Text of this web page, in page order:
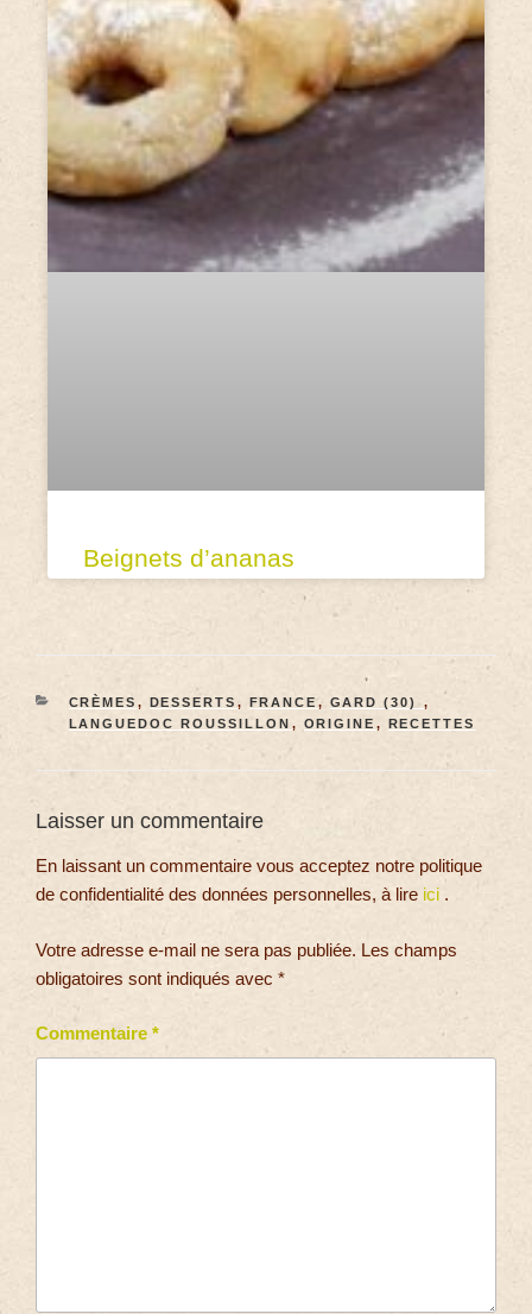
Beignets d’ananas
CRÈMES , DESSERTS , FRANCE , GARD (30) ,
LANGUEDOC ROUSSILLON , ORIGINE , RECETTES
Laisser un commentaire
En laissant un commentaire vous acceptez notre politique
de confidentialité des données personnelles, à lire ici .
Votre adresse e-mail ne sera pas publiée. Les champs
obligatoires sont indiqués avec *
Commentaire *